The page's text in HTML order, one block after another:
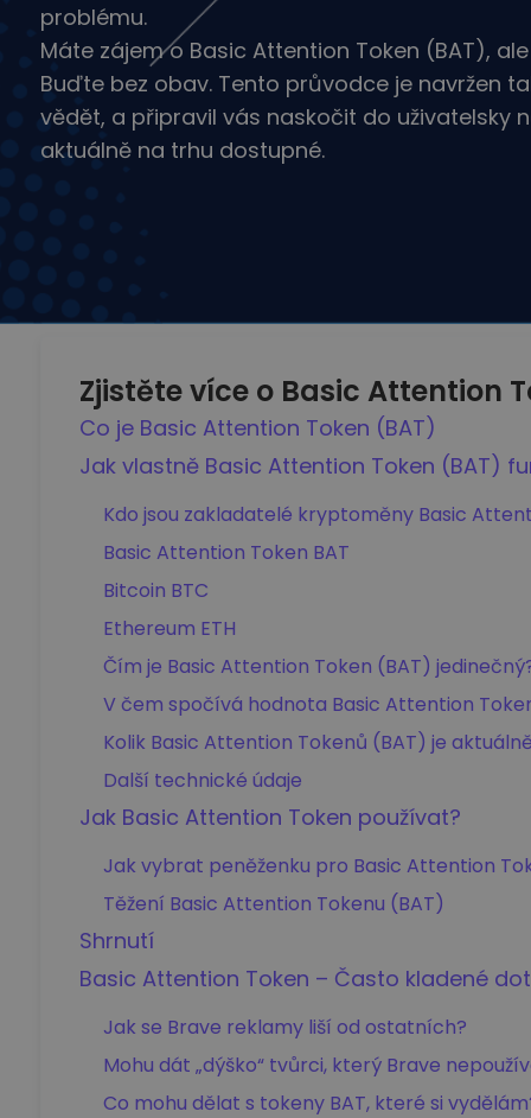
problému.
Máte zájem o Basic Attention Token (BAT),
Buďte bez obav. Tento průvodce je navržen
vědět, a připravil vás naskočit do uživatelsky
aktuálně na trhu dostupné.
Zjistěte více o Basic Attention
Co je Basic Attention Token (BAT)
Jak vlastně Basic Attention Token (BAT)
Kdo jsou zakladatelé kryptoměny Basic
Basic Attention Token BAT
Bitcoin BTC
Ethereum ETH
Čím je Basic Attention Token (BAT)
V čem spočívá hodnota Basic Attention
Kolik Basic Attention Tokenů (BAT) je
Další technické údaje
Jak Basic Attention Token používat?
Jak vybrat peněženku pro Basic Attention
Těžení Basic Attention Tokenu (BAT)
Shrnutí
Basic Attention Token – Často kladené
Jak se Brave reklamy liší od ostatních?
Mohu dát „dýško“ tvůrci, který Brave
Co mohu dělat s tokeny BAT, které si